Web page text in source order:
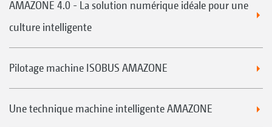
AMAZONE 4.0 - La solution numérique idéale pour une
culture intelligente
Pilotage machine ISOBUS AMAZONE
Une technique machine intelligente AMAZONE